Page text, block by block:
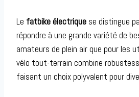
Le fatbike électrique se distingue
répondre à une grande variété de
amateurs de plein air que pour les
vélo tout-terrain combine
faisant un choix polyvalent pour